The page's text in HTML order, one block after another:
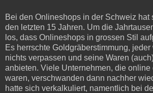
Bei den Onlineshops in der Schweiz hat
den letzten 15 Jahren. Um die
los, dass Onlineshops in grossen Stil
Es herrschte Goldgräberstimmung,
nichts verpassen und seine Waren
anbieten. Viele Unternehmen, die online
waren, verschwanden dann nachher
hatte sich verkalkuliert, namentlich bei